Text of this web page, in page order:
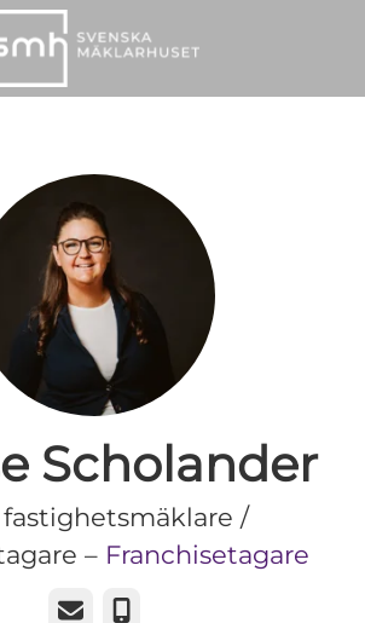
Scholander
fastighetsmäklare /
– Franchisetagare
E-postTelefon